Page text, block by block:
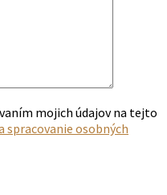
mojich údajov na tejto
spracovanie osobných